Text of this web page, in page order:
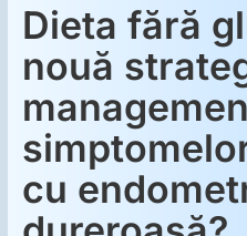
Psihiatrie
Neurologie
Intoleranţa la gluten
Dieta fără
nouă
cu